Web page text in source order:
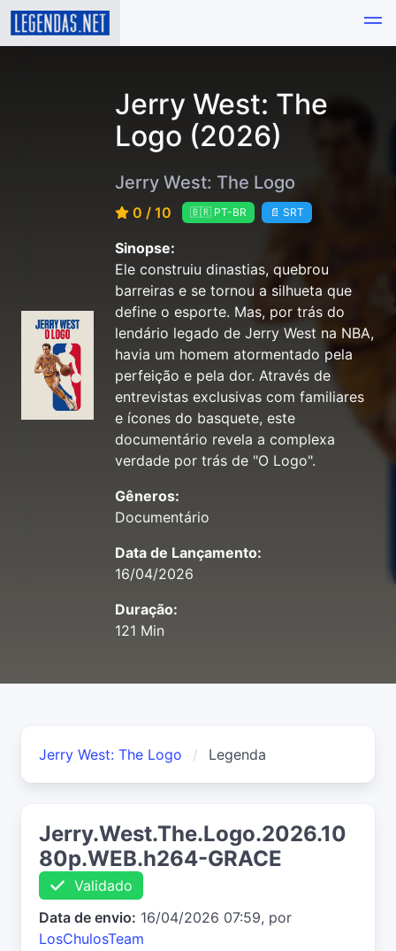
Jerry West: The
Logo (2026)
Jerry West: The Logo
0 / 10 🇧🇷 PT-BR 📄 SRT
Sinopse:
Ele construiu dinastias, quebrou
barreiras e se tornou a silhueta que
define o esporte. Mas, por trás do
lendário legado de Jerry West na NBA,
havia um homem atormentado pela
perfeição e pela dor. Através de
entrevistas exclusivas com familiares
e ícones do basquete, este
documentário revela a complexa
verdade por trás de "O Logo".
Gêneros:
Documentário
Data de Lançamento:
16/04/2026
Duração:
121 Min
Jerry West: The Logo Legenda
Jerry.West.The.Logo.2026.10
80p.WEB.h264-GRACE
Validado
Data de envio: 16/04/2026 07:59, por
LosChulosTeam